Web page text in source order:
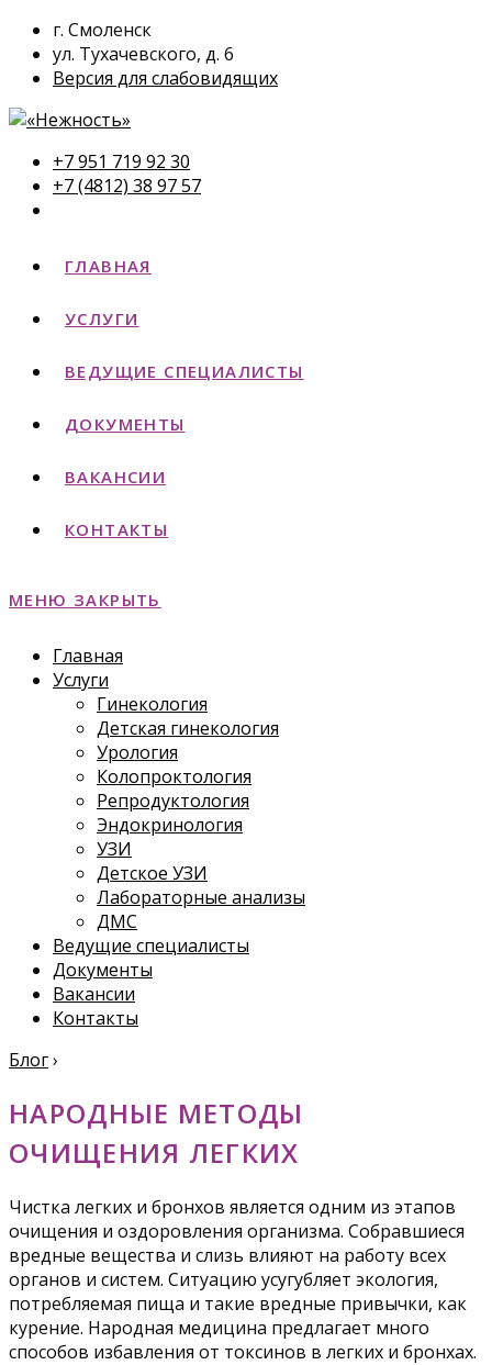
г. Смоленск
ул. Тухачевского, д. 6
Версия для слабовидящих
+7 951 719 92 30
+7 (4812) 38 97 57
ГЛАВНАЯ
УСЛУГИ
ВЕДУЩИЕ СПЕЦИАЛИСТЫ
ДОКУМЕНТЫ
ВАКАНСИИ
КОНТАКТЫ
МЕНЮ ЗАКРЫТЬ
Главная
Услуги
Гинекология
Детская гинекология
Урология
Колопроктология
Репродуктология
Эндокринология
УЗИ
Детское УЗИ
Лабораторные анализы
ДМС
Ведущие специалисты
Документы
Вакансии
Контакты
Блог›
НАРОДНЫЕ МЕТОДЫ
ОЧИЩЕНИЯ ЛЕГКИХ
Чистка легких и бронхов является одним из этапов
очищения и оздоровления организма. Собравшиеся
вредные вещества и слизь влияют на работу всех
органов и систем. Ситуацию усугубляет экология,
потребляемая пища и такие вредные привычки, как
курение. Народная медицина предлагает много
способов избавления от токсинов в легких и бронхах.